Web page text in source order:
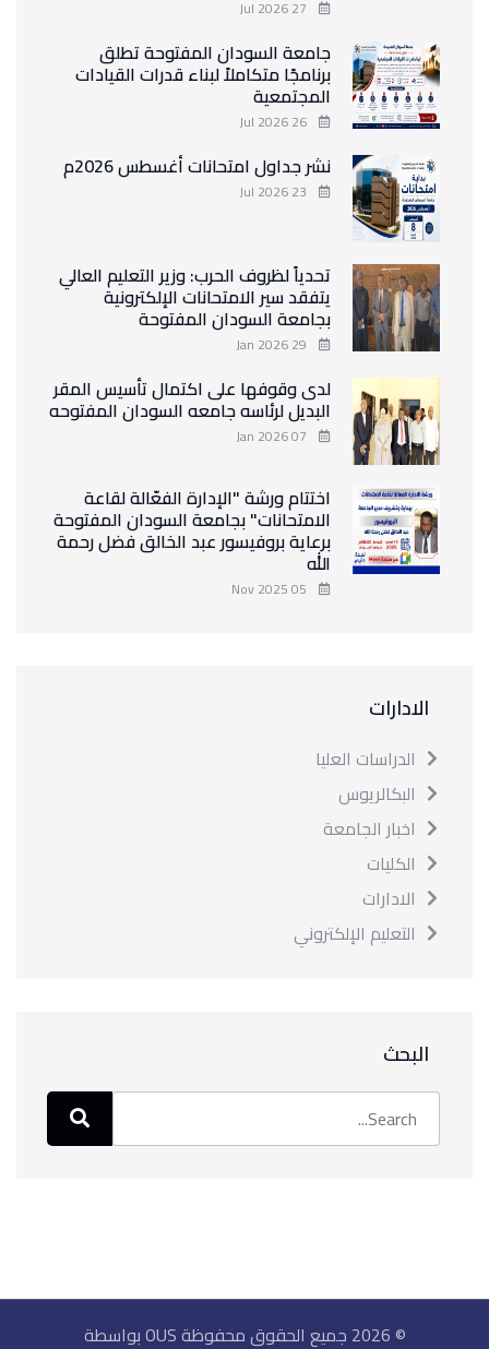
جامعة السودان المفتوحة تطلق
برنامجًا متكاملاً لبناء قدرات القيادات
المجتمعية
نشر جداول امتحانات أغسطس 2026م
تحدياً لظروف الحرب: وزير التعليم العالي
يتفقد سير الامتحانات الإلكترونية
بجامعة السودان المفتوحة
لدى وقوفها على اكتمال تأسيس المقر
البديل لرئاسه جامعه السودان المفتوحه
اختتام ورشة "الإدارة الفعّالة لقاعة
الامتحانات" بجامعة السودان المفتوحة
برعاية بروفيسور عبد الخالق فضل رحمة
الله
الادارات
الدراسات العليا
البكالريوس
اخبار الجامعة
الكليات
الادارات
التعليم الإلكتروني
البحث
© 2026 جميع الحقوق محفوظة OUS بواسطة